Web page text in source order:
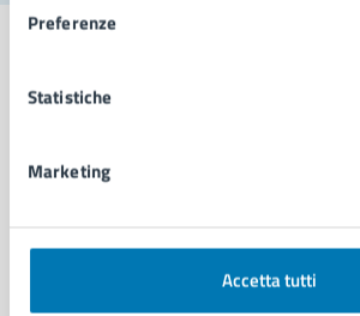
Preferenze
Statistiche
Marketing
Accetta tutti
Aree amministrative